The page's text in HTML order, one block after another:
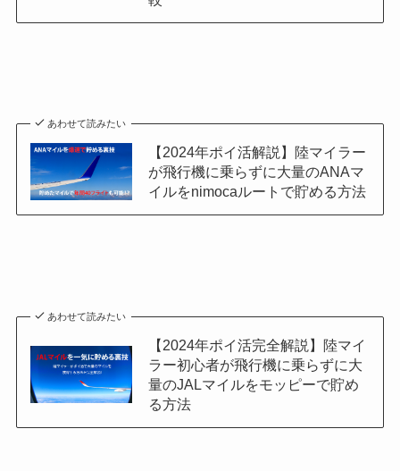
あわせて読みたい
【2024年ポイ活解説】陸マイラー
が飛行機に乗らずに大量のANAマ
イルをnimocaルートで貯める方法
あわせて読みたい
【2024年ポイ活完全解説】陸マイ
ラー初心者が飛行機に乗らずに大
量のJALマイルをモッピーで貯め
る方法